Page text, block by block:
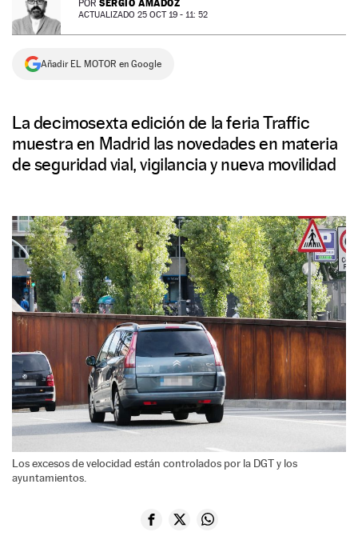
NEWSLETTER
SÍGUENOS
POR SERGIO AMADOZ
ACTUALIZADO 25 OCT 19 - 11: 52
Añadir EL MOTOR en Google
La decimosexta edición de la feria Traffic
muestra en Madrid las novedades en materia
de seguridad vial, vigilancia y nueva movilidad
Los excesos de velocidad están controlados por la DGT y los
ayuntamientos.